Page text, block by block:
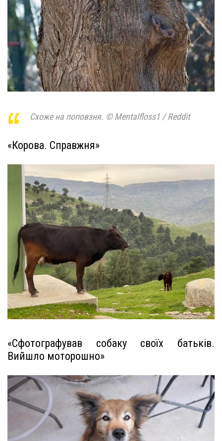
Схоже на поповзня. © Mentalfloss1 / Reddit
«Корова. Справжня»
«Сфотографував собаку своїх батьків.
Вийшло моторошно»